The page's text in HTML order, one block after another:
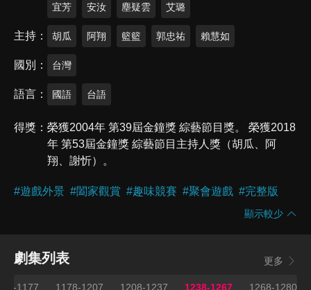
宜芳 安汝 塵疑雲 艾璐
主持 胡瓜 阿翔 籃籃 郭忠祐 賴慧如
國別 台灣
語言 國語 台語
得獎
榮獲2004年 第39屆金鐘獎 綜藝節目獎。 榮獲2018
年 第53屆金鐘獎 綜藝節目主持人獎（胡瓜、阿
翔、謝忻）。
#遊戲外景 #闔家觀賞 #趣味競賽 #聚會遊戲 #完整版
顯示較少
劇集列表 更多
1177 1178-1207 1208-1237 1238-1267 1268-1280